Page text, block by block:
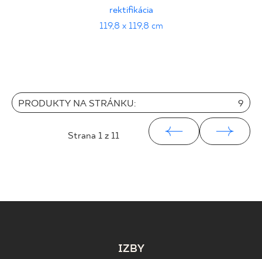
rektifikácia
119,8 x 119,8 cm
PRODUKTY NA STRÁNKU: 9
Strana 1 z 11
IZBY